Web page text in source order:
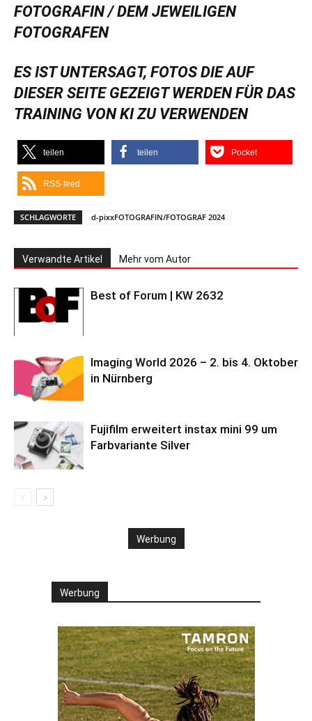
FOTOGRAFIN / DEM JEWEILIGEN
FOTOGRAFEN
ES IST UNTERSAGT, FOTOS DIE AUF
DIESER SEITE GEZEIGT WERDEN FÜR DAS
TRAINING VON KI ZU VERWENDEN
teilen teilen Pocket
RSS-feed
SCHLAGWORTE d-pixxFOTOGRAFIN/FOTOGRAF 2024
Verwandte Artikel Mehr vom Autor
Best of Forum | KW 2632
Imaging World 2026 – 2. bis 4. Oktober
in Nürnberg
Fujifilm erweitert instax mini 99 um
Farbvariante Silver
Werbung
Werbung